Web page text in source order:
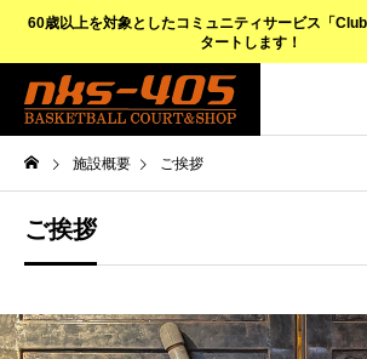
60歳以上を対象としたコミュニティサービス「
タートします！
施設概要 ご挨拶
ご挨拶